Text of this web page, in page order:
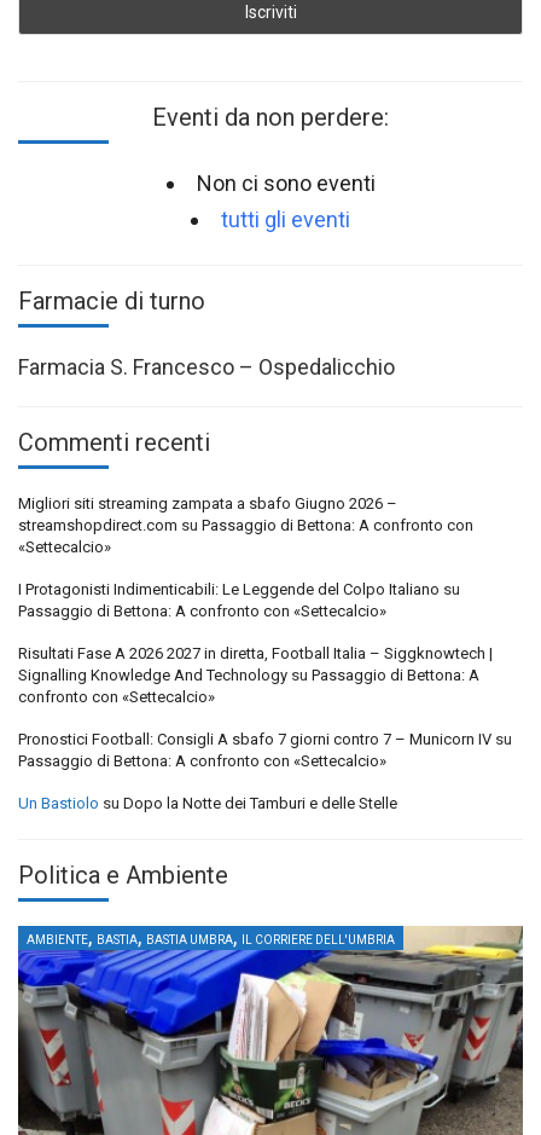
Eventi da non perdere:
Non ci sono eventi
tutti gli eventi
Farmacie di turno
Farmacia S. Francesco – Ospedalicchio
Commenti recenti
Migliori siti streaming zampata a sbafo Giugno 2026 –
streamshopdirect.com su Passaggio di Bettona: A confronto con
«Settecalcio»
I Protagonisti Indimenticabili: Le Leggende del Colpo Italiano su
Passaggio di Bettona: A confronto con «Settecalcio»
Risultati Fase A 2026 2027 in diretta, Football Italia – Siggknowtech |
Signalling Knowledge And Technology su Passaggio di Bettona: A
confronto con «Settecalcio»
Pronostici Football: Consigli A sbafo 7 giorni contro 7 – Municorn IV su
Passaggio di Bettona: A confronto con «Settecalcio»
Un Bastiolo su Dopo la Notte dei Tamburi e delle Stelle
Politica e Ambiente
AMBIENTE, BASTIA, BASTIA UMBRA, IL CORRIERE DELL'UMBRIA